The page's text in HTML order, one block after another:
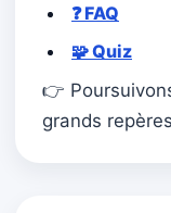
❓ FAQ
🧩 Quiz
👉
grands